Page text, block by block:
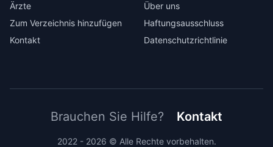
Ärzte
Zum Verzeichnis hinzufügen
Kontakt
Über uns
Haftungsausschluss
Datenschutzrichtlinie
Brauchen Sie Hilfe? Kontakt
2022 - 2026 © Alle Rechte vorbehalten.